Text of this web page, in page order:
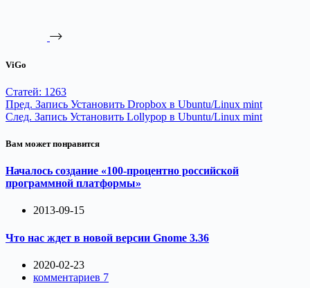
ViGo
Статей: 1263
Пред. Запись Установить Dropbox в Ubuntu/Linux mint
След. Запись Установить Lollypop в Ubuntu/Linux mint
Вам может понравится
Началось создание «100-процентно российской
программной платформы»
2013-09-15
Что нас ждет в новой версии Gnome 3.36
2020-02-23
комментариев 7